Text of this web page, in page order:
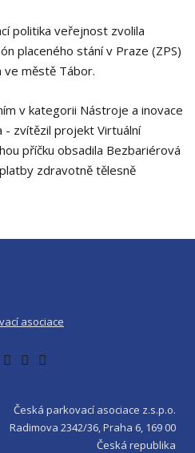
politika veřejnost zvolila
placeného stání v Praze (ZPS)
městě Tábor.
v kategorii Nástroje a inovace
- zvítězil projekt Virtuální
příčku obsadila Bezbariérová
zdravotně tělesně
asociace
Česká parkovací asociace z.s.p.o.
Radimova 2342/36, Praha 6, 169 00
Česká republika